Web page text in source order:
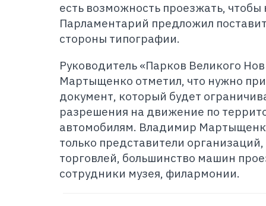
есть возможность проезжать, чтобы
Парламентарий предложил
стороны типографии.
Руководитель «Парков Великого
Мартыщенко отметил, что нужно
документ, который будет
разрешения на движение по
автомобилям. Владимир
только представители
торговлей, большинство машин
сотрудники музея, филармонии.